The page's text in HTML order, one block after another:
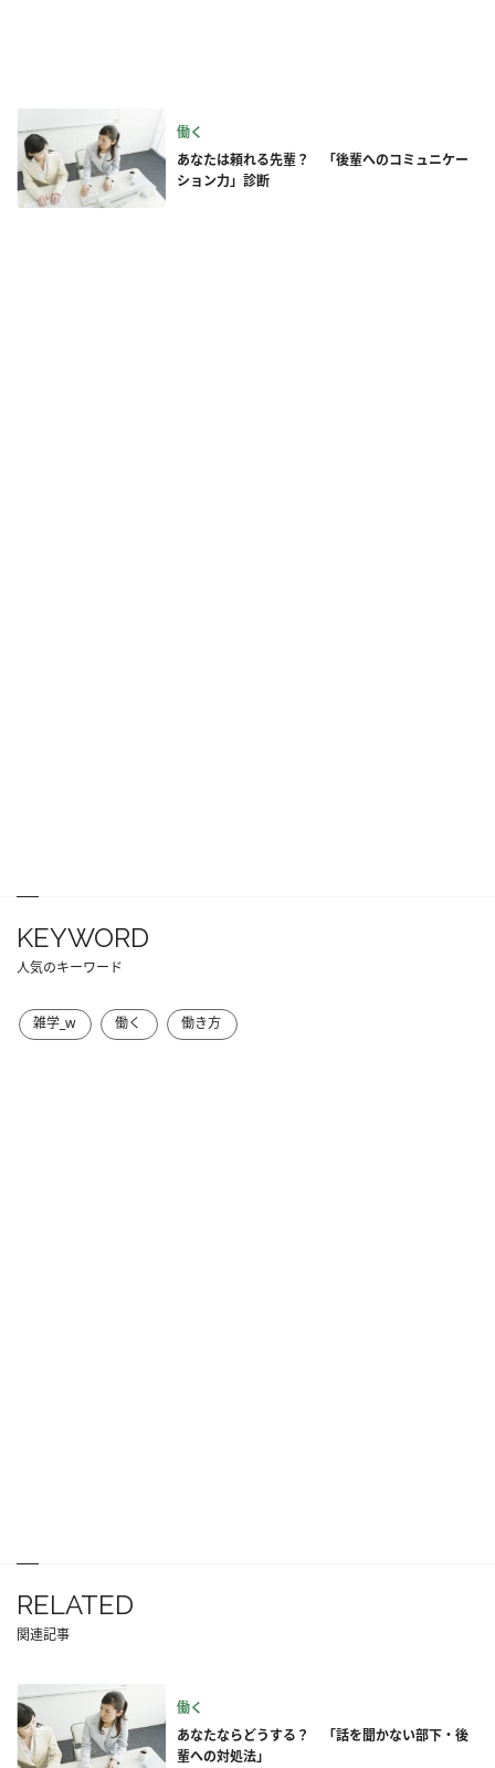
働く
あなたは頼れる先輩？ 「後輩へのコミュニケー
ション力」診断
KEYWORD
人気のキーワード
雑学_w 働く 働き方
RELATED
関連記事
働く
あなたならどうする？ 「話を聞かない部下・後
輩への対処法」